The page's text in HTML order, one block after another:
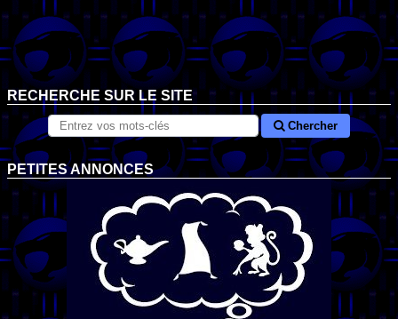
RECHERCHE SUR LE SITE
Chercher
PETITES ANNONCES